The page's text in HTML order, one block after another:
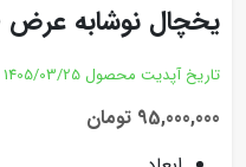
یخچال نوشابه عرض 140
تاریخ آپدیت محصول 1405/03/25
95,000,000 تومان